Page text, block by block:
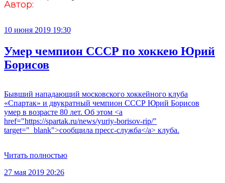
Автор:
10 июня 2019 19:30
Умер чемпион СССР по хоккею Юрий
Борисов
Бывший нападающий московского хоккейного клуба
«Спартак» и двукратный чемпион СССР Юрий Борисов
умер в возрасте 80 лет. Об этом <a
href="https://spartak.ru/news/yuriy-borisov-rip/"
target="_blank">сообщила пресс-служба</a> клуба.
Читать полностью
27 мая 2019 20:26